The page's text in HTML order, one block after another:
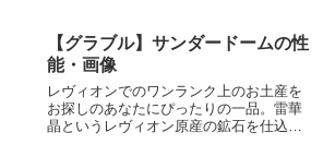
168cm種族：ヒューマン趣味：魔物研
究、罪人を裁くこと好き...
【グラブル】サンダードームの性
能・画像
レヴィオンでのワンランク上のお土産を
お探しのあなたにぴったりの一品。雷華
晶というレヴィオン原産の鉱石を仕込ん